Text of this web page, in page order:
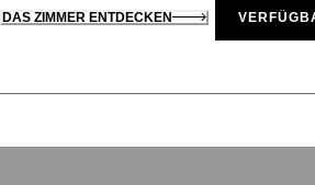
DAS ZIMMER ENTDECKEN